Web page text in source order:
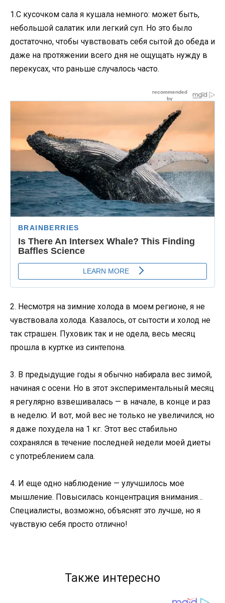
1.С кусочком сала я кушала немного: может быть,
небольшой салатик или легкий суп. Но это было
достаточно, чтобы чувствовать себя сытой до обеда и
даже на протяжении всего дня не ощущать нужду в
перекусах, что раньше случалось часто.
2. Несмотря на зимние холода в моем регионе, я не
чувствовала холода. Казалось, от сытости и холод не
так страшен. Пуховик так и не одела, весь месяц
прошла в куртке из синтепона.
3. В предыдущие годы я обычно набирала вес зимой,
начиная с осени. Но в этот экспериментальный месяц
я регулярно взвешивалась — в начале, в конце и раз
в неделю. И вот, мой вес не только не увеличился, но
я даже похудела на 1 кг. Этот вес стабильно
сохранялся в течение последней недели моей диеты
с употреблением сала.
4. И еще одно наблюдение — улучшилось мое
мышление. Повысилась концентрация внимания…
Специалисты, возможно, объяснят это лучше, но я
чувствую себя просто отлично!
Также интересно